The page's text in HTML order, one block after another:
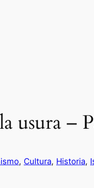
usura –
, Cultura, Historia,